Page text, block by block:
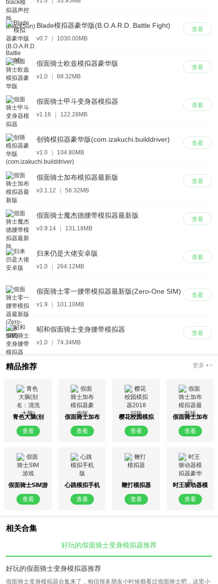
查看
Blade模拟器豪华版(B.O.A.R.D. Battle Fight)
v0.7 1030.00MB
查看
假面骑士欧兹模拟器豪华版
v1.0 68.32MB
查看
假面骑士甲斗变身器模拟器
v1.16 122.28MB
查看
创骑模拟器豪华版(com.izakuchi.builddriver)
v1.0 104.80MB
查看
假面骑士加布模拟器最新版
v3.1.12 56.32MB
查看
假面骑士魔杰德腰带模拟器最新版
v3.9.14 131.18MB
查看
归来仍是大佬安卓版
v1.0 264.12MB
查看
假面骑士零一腰带模拟器最新版(Zero-One SIM)
v1.9 101.10MB
查看
昭和假面骑士变身腰带模拟器
v1.0 74.34MB
精品推荐 更多
青色大脑(别
名：清洗大脑)
查看
假面骑士加布
模拟器豪华版
查看
樱花校园模拟
器2018旧版
查看
假面骑士加布
模拟器最新版
查看
假面骑士SIM游
戏
查看
心跳模拟手机
版
查看
鞭打模拟器
查看
时王驱动器模
拟器豪华版
查看
相关合集
好玩的假面骑士变身模拟器推荐
好玩的假面骑士变身模拟器推荐
假面骑士变身模拟器合集来了，相信很多朋友小时候都看过假面骑士吧，这里小